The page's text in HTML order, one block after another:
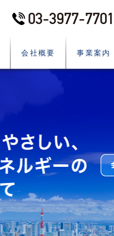
03-3977-7701
会社概要 事業案内
What’s New
新着情報